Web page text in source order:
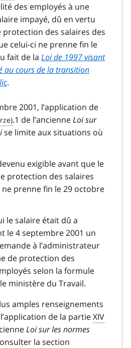
des employés à une
impayé, dû en vertu
des salaires des
celui-ci ne prenne fin le
fait de la Loi de 1997 visant
au cours de la transition
.
2001, l’application de
.1 de l’ancienneLoi sur
se limite aux situations où
exigible avant que le
protection des salaires
ne prenne fin le 29 octobre
le salaire était dû a
le 4 septembre 2001 un
à l’administrateur
de protection des
selon la formule
ministère du Travail.
amples renseignements
de la partieXIV
Loi sur les normes
la section